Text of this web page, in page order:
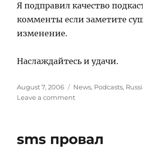
Я подправил качество
комменты если заметите
изменение.
Наслаждайтесь и удачи.
Posted
on
August 7, 2006 Categories
News, Podcasts,
Leave a commenton
sms провал